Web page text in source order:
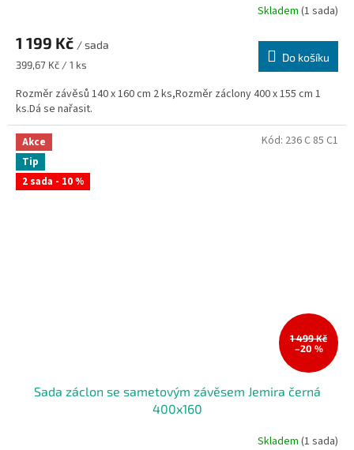
Skladem (1 sada)
1 199 Kč / sada
Měrná
399,67 Kč / 1 ks
Do košíku
Rozměr závěsů 140 x 160 cm 2 ks,Rozměr záclony 400 x 155 cm 1
ks.Dá se nařasit.
Akce
Tip
2 sada - 10 %
1 499 Kč
–20 %
Sada záclon se sametovým závěsem Jemira černá
400x160
Skladem (1 sada)
Kód: 236 C 85 C1